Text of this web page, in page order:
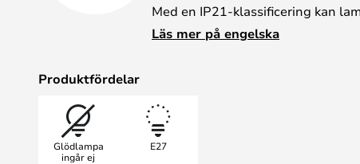
Med en IP21-klassificering kan
den placeras minst 0,6 meter från
Läs mer på engelska
Produktfördelar
Glödlampa
ingår ej
E27